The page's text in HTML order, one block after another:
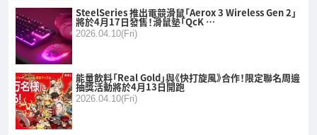
SteelSeries 推出電競滑鼠「Aerox 3 Wireless Gen 2」
將於4月17日發售！滑鼠墊「QcK …
2026.04.10(Fri)
能量飲料「Real Gold」與《快打旋風》合作！限定聯名周邊
抽獎活動將於4月13日開跑
2026.04.10(Fri)